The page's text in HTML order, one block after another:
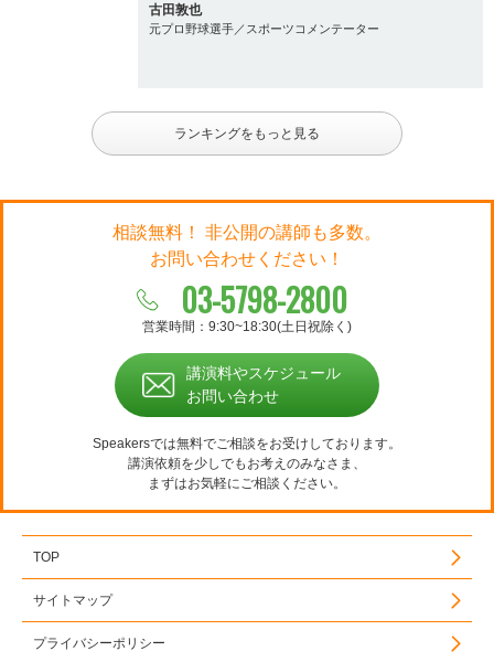
古田敦也
元プロ野球選手／スポーツコメンテーター
ランキングをもっと見る
相談無料！ 非公開の講師も多数。
お問い合わせください！
03-5798-2800
営業時間：9:30~18:30(土日祝除く)
講演料やスケジュール
お問い合わせ
Speakersでは無料でご相談をお受けしております。
講演依頼を少しでもお考えのみなさま、
まずはお気軽にご相談ください。
TOP
サイトマップ
プライバシーポリシー